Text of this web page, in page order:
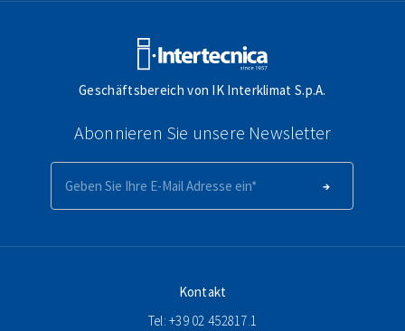
Geschäftsbereich von IK Interklimat S.p.A.
Abonnieren Sie unsere Newsletter
Kontakt
Tel: +39 02 452817.1